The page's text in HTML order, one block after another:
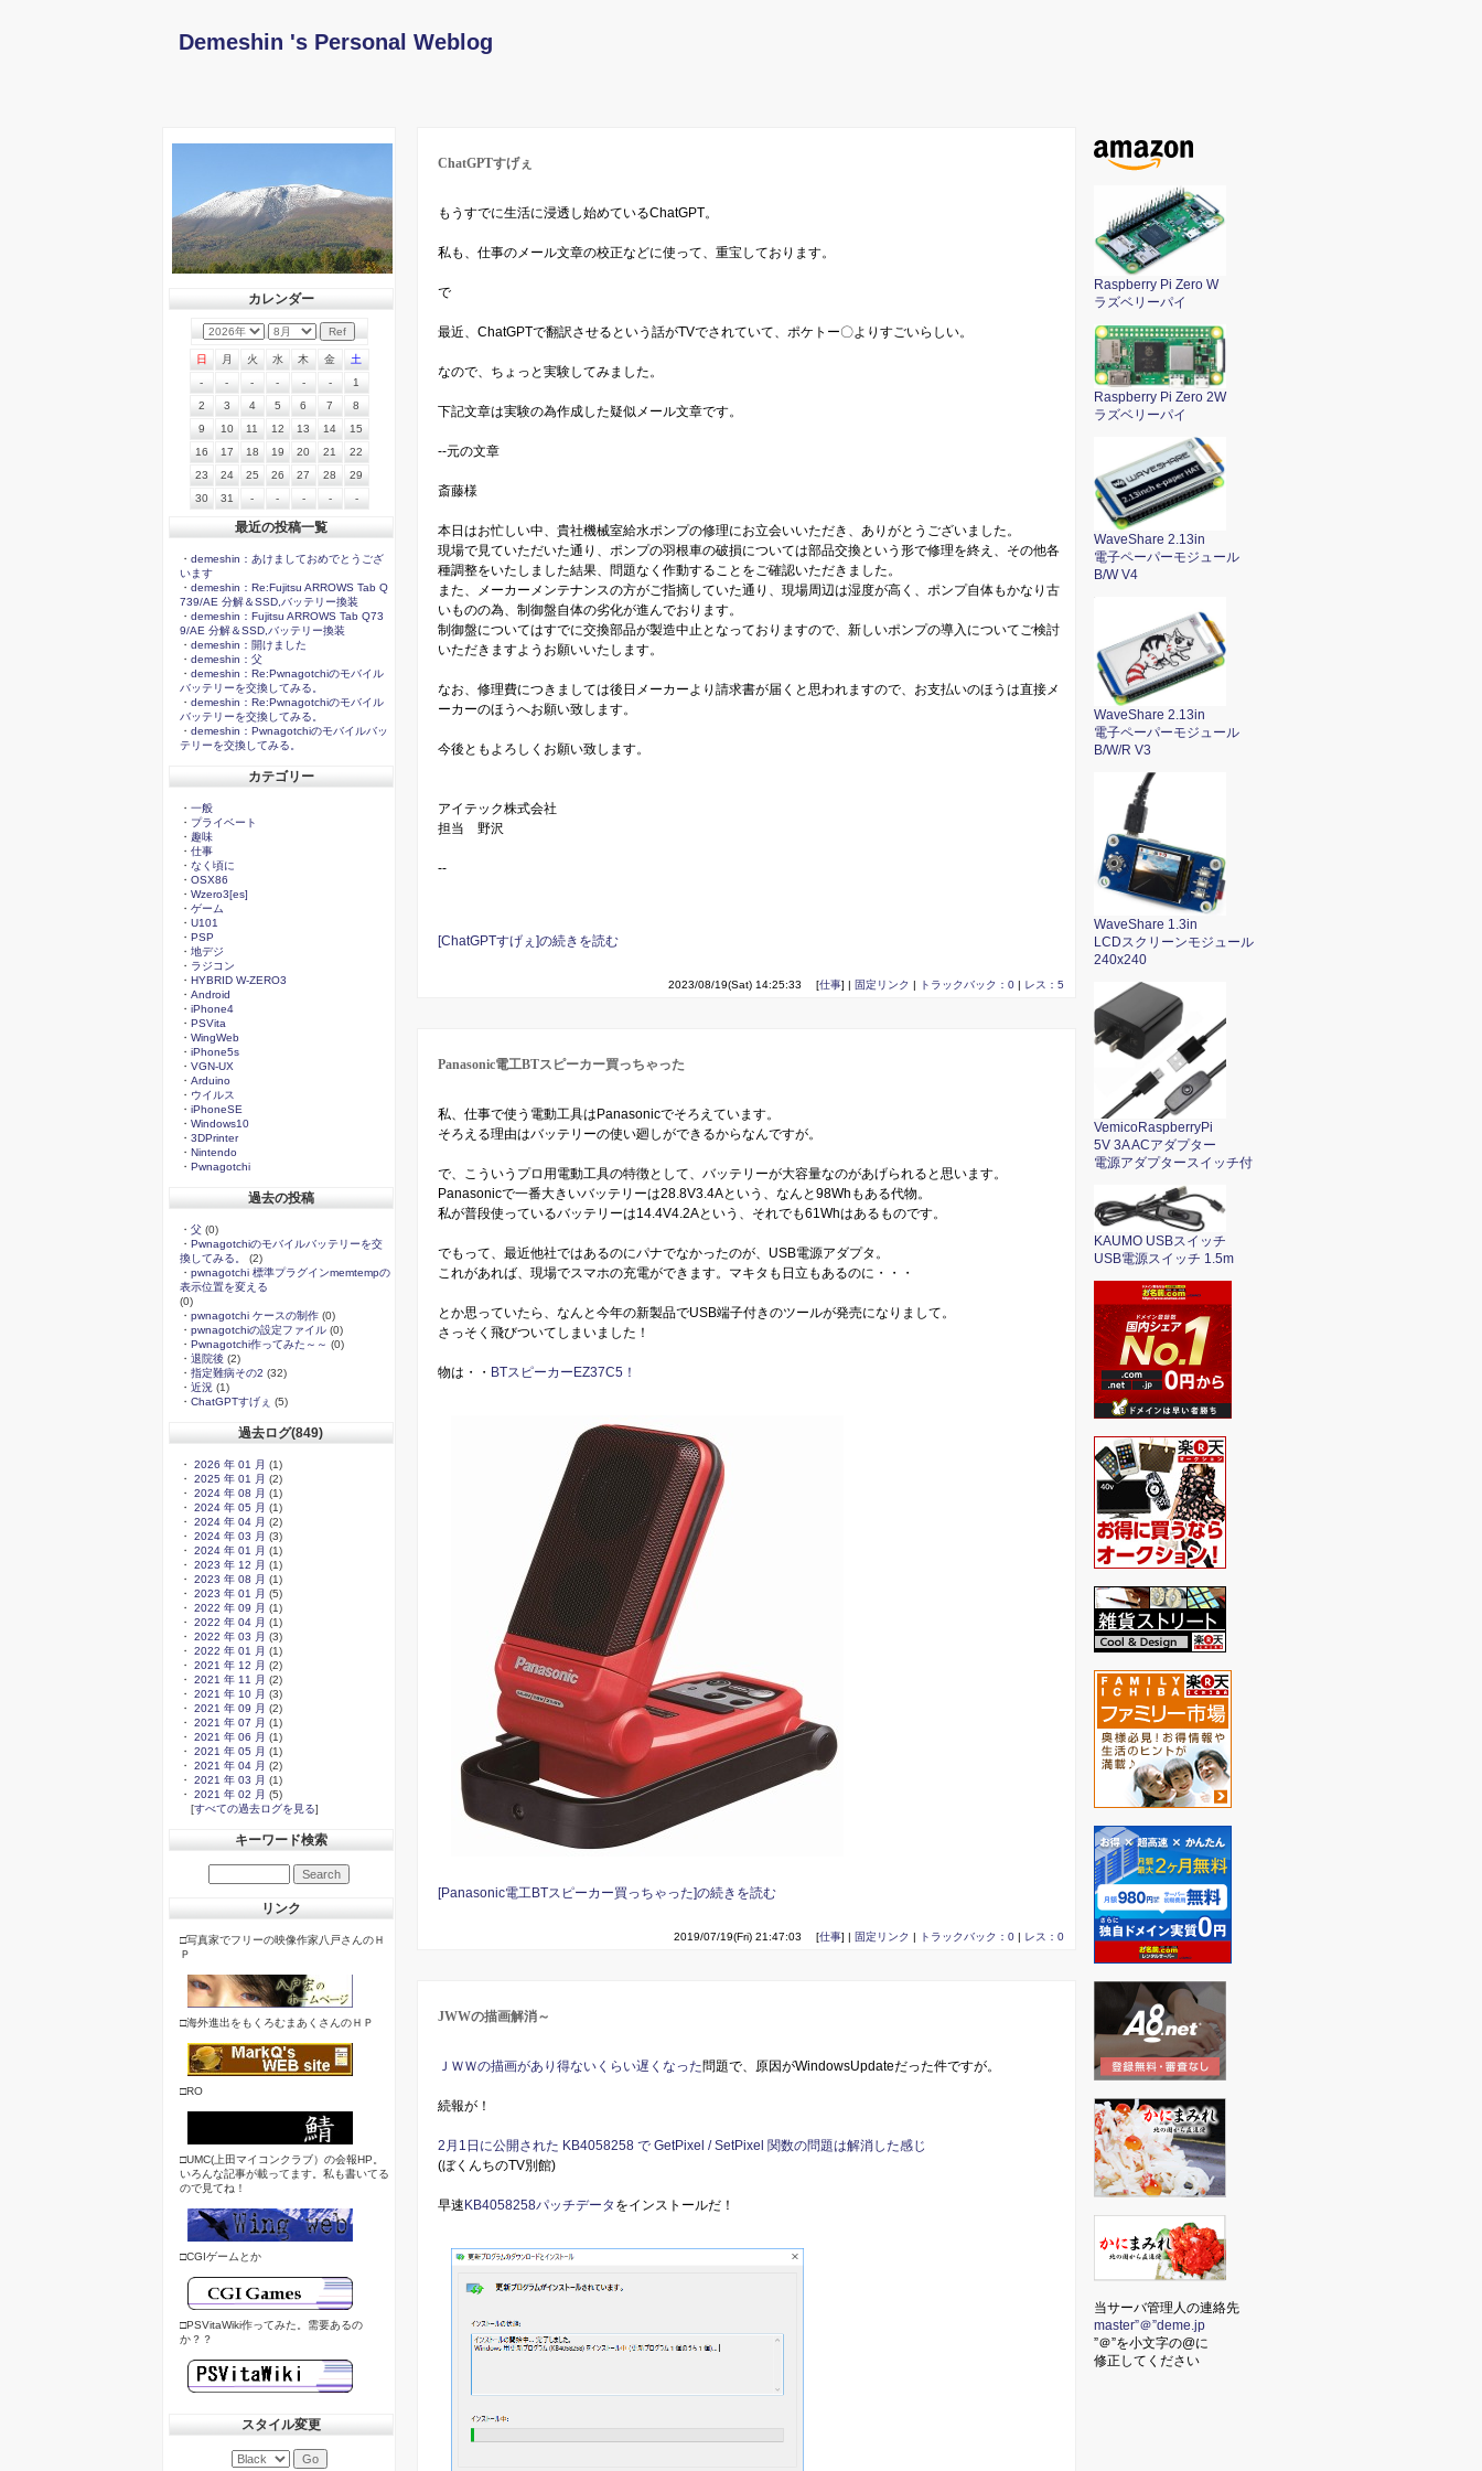
Demeshin 's Personal Weblog
ChatGPTすげぇ
もうすでに生活に浸透し始めているChatGPT。
私も、仕事のメール文章の校正などに使って、重宝しております。
で
最近、ChatGPTで翻訳させるという話がTVでされていて、ポケトー〇よりすごいらしい。
なので、ちょっと実験してみました。
下記文章は実験の為作成した疑似メール文章です。
--元の文章
斎藤様
本日はお忙しい中、貴社機械室給水ポンプの修理にお立会いいただき、ありがとうございました。
現場で見ていただいた通り、ポンプの羽根車の破損については部品交換という形で修理を終え、その他各
種調整をいたしました結果、問題なく作動することをご確認いただきました。
また、メーカーメンテナンスの方がご指摘していた通り、現場周辺は湿度が高く、ポンプ自体もかなり古
いものの為、制御盤自体の劣化が進んでおります。
制御盤についてはすでに交換部品が製造中止となっておりますので、新しいポンプの導入についてご検討
いただきますようお願いいたします。
なお、修理費につきましては後日メーカーより請求書が届くと思われますので、お支払いのほうは直接メ
ーカーのほうへお願い致します。
今後ともよろしくお願い致します。
アイテック株式会社
担当 野沢
--
[ChatGPTすげぇ]の続きを読む
2023/08/19(Sat) 14:25:33 [仕事] | 固定リンク | トラックバック：0| レス：5
Panasonic電工BTスピーカー買っちゃった
私、仕事で使う電動工具はPanasonicでそろえています。
そろえる理由はバッテリーの使い廻しができるからなんですが。
で、こういうプロ用電動工具の特徴として、バッテリーが大容量なのがあげられると思います。
Panasonicで一番大きいバッテリーは28.8V3.4Aという、なんと98Whもある代物。
私が普段使っているバッテリーは14.4V4.2Aという、それでも61Whはあるものです。
でもって、最近他社ではあるのにパナでなかったのが、USB電源アダプタ。
これがあれば、現場でスマホの充電ができます。マキタも日立もあるのに・・・
とか思っていたら、なんと今年の新製品でUSB端子付きのツールが発売になりまして。
さっそく飛びついてしまいました！
物は・・ BTスピーカーEZ37C5！
[Panasonic電工BTスピーカー買っちゃった]の続きを読む
2019/07/19(Fri) 21:47:03 [仕事] | 固定リンク | トラックバック：0| レス：0
JWWの描画解消～
ＪＷＷの描画があり得ないくらい遅くなった問題で、原因がWindowsUpdateだった件ですが。
続報が！
2月1日に公開された KB4058258 で GetPixel / SetPixel 関数の問題は解消した感じ
(ぼくんちのTV別館)
早速KB4058258パッチデータ をインストールだ！
Raspberry Pi Zero W
ラズベリーパイ
Raspberry Pi Zero 2W
ラズベリーパイ
WaveShare 2.13in
電子ペーパーモジュール
B/W V4
WaveShare 2.13in
電子ペーパーモジュール
B/W/R V3
WaveShare 1.3in
LCDスクリーンモジュール
240x240
VemicoRaspberryPi
5V 3A ACアダプター
電源アダプタースイッチ付
KAUMO USBスイッチ
USB電源スイッチ 1.5m
当サーバ管理人の連絡先
master”＠”deme.jp
”＠”を小文字の@に
修正してください
カレンダー
日 月 火 水 木 金
土
-
- - - - -
1
2
3 4 5 6 7
8
9
10 11 12 13 14
15
16
17 18 19 20 21
22
23
24 25 26 27 28
29
30
31 - - - - -
最近の投稿一覧
・ demeshin：あけましておめでとうござ
います
・ demeshin：Re:Fujitsu ARROWS Tab Q
739/AE 分解＆SSD,バッテリー換装
・ demeshin：Fujitsu ARROWS Tab Q73
9/AE 分解＆SSD,バッテリー換装
・ demeshin：開けました
・ demeshin：父
・ demeshin：Re:Pwnagotchiのモバイル
バッテリーを交換してみる。
・ demeshin：Re:Pwnagotchiのモバイル
バッテリーを交換してみる。
・ demeshin：Pwnagotchiのモバイルバッ
テリーを交換してみる。
カテゴリー
・ 一般
・ プライベート
・ 趣味
・ 仕事
・ なく頃に
・ OSX86
・ Wzero3[es]
・ ゲーム
・ U101
・ PSP
・ 地デジ
・ ラジコン
・ HYBRID W-ZERO3
・ Android
・ iPhone4
・ PSVita
・ WingWeb
・ iPhone5s
・ VGN-UX
・ Arduino
・ ウイルス
・ iPhoneSE
・ Windows10
・ 3DPrinter
・ Nintendo
・ Pwnagotchi
過去の投稿
・ 父 (0)
・ Pwnagotchiのモバイルバッテリーを交
換してみる。
(2)
・ pwnagotchi 標準プラグインmemtempの
表示位置を変える
(0)
・ pwnagotchi ケースの制作 (0)
・ pwnagotchiの設定ファイル (0)
・ Pwnagotchi作ってみた～～ (0)
・ 退院後 (2)
・ 指定難病その2 (32)
・ 近況 (1)
・ ChatGPTすげぇ (5)
過去ログ(849)
・ 2026 年 01 月 (1)
・
2025 年 01 月 (2)
・
2024 年 08 月 (1)
・
2024 年 05 月 (1)
・
2024 年 04 月 (2)
・
2024 年 03 月 (3)
・
2024 年 01 月 (1)
・
2023 年 12 月 (1)
・
2023 年 08 月 (1)
・
2023 年 01 月 (5)
・
2022 年 09 月 (1)
・
2022 年 04 月 (1)
・
2022 年 03 月 (3)
・
2022 年 01 月 (1)
・
2021 年 12 月 (2)
・
2021 年 11 月 (2)
・
2021 年 10 月 (3)
・
2021 年 09 月 (2)
・
2021 年 07 月 (1)
・
2021 年 06 月 (1)
・
2021 年 05 月 (1)
・
2021 年 04 月 (2)
・
2021 年 03 月 (1)
・
2021 年 02 月 (5)
[すべての過去ログを見る]
キーワード検索
リンク
□写真家でフリーの映像作家八戸さんのＨ
Ｐ
□海外進出をもくろむまあくさんのＨＰ
□RO
□UMC(上田マイコンクラブ）の会報HP。
いろんな記事が載ってます。私も書いてる
ので見てね！
□CGIゲームとか
□PSVitaWiki作ってみた。需要あるの
か？？
スタイル変更